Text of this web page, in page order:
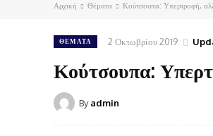
Αρχική Θέματα Κούτσουπα: Υπερτροφή,
ΘΈΜΑΤΑ 2 Οκτωβρίου 2019
Κούτσουπα:
By admin